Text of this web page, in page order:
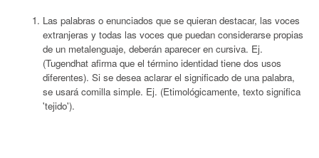
Las palabras o enunciados que se quieran destacar, las voces
extranjeras y todas las voces que puedan considerarse propias
de un metalenguaje, deberán aparecer en cursiva. Ej.
(Tugendhat afirma que el término identidad tiene dos usos
diferentes). Si se desea aclarar el significado de una palabra,
se usará comilla simple. Ej. (Etimológicamente, texto significa
'tejido').